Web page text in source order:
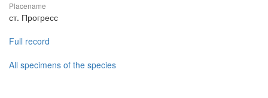
Placename
ст. Прогресс
Full record
All specimens of the species